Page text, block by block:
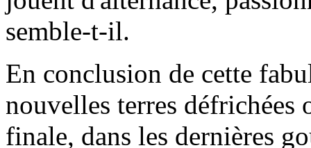
semble-t-il.
En conclusion de cette
nouvelles terres défrichées
finale, dans les dernières